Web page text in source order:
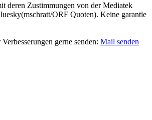
deren Zustimmungen von der Mediatek
ORF Quoten). Keine garantie
gerne senden: Mail senden